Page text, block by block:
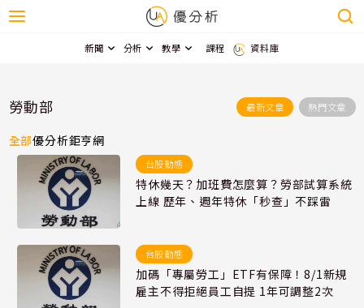
新聞 分析 教學 課程 資料庫
勞動部 最新文章 熱門文章
全部優分析鉅亨網
台股動態
特休幾天？加班費怎麼算？勞部試算系統
上線 歷年、週年特休「秒查」不踩雷
台股動態
加碼「專屬勞工」ETF有保障！8/1新規
雇主不得拒絕員工自提 1年可調整2次